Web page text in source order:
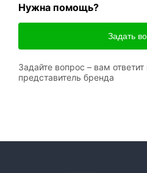
Нужна помощь?
Задать
Задайте вопрос – вам
представитель бренда